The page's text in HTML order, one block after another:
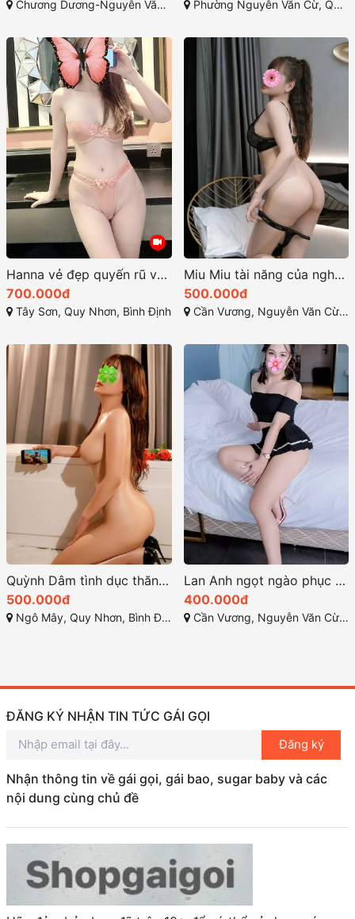
Chương Dương-Nguyễn Văn Cừ-TP quy Nhơn Bình Định Phường Nguyễn Văn Cừ, Quy Nhơn, Bình Định
Hanna vẻ đẹp quyến rũ và thần thái sexy
700.000đ
Tây Sơn, Quy Nhơn, Bình Định
Miu Miu tài năng của nghệ thuật làm tình giao tiếp đam mê
500.000đ
Cần Vương, Nguyễn Văn Cừ, Quy Nhơn, Bình Định
Quỳnh Dâm tình dục thăng hoa rất đáng trải nghiệm ở Quy Nhơn
500.000đ
Ngô Mây, Quy Nhơn, Bình Định
Lan Anh ngọt ngào phục vụ nhiệt tình
400.000đ
Cần Vương, Nguyễn Văn Cừ, Quy Nhơn, Bình Định
ĐĂNG KÝ NHẬN TIN TỨC GÁI GỌI
Đăng ký
Nhận thông tin về gái gọi, gái bao, sugar baby và các
nội dung cùng chủ đề